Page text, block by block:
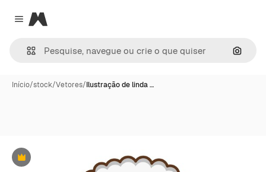
Close menu
Magnific
Início/stock/Vetores/Ilustração de linda …
Premium